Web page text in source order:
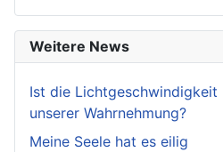
Weitere News
Ist die Lichtgeschwindigkeit
unserer Wahrnehmung?
Meine Seele hat es eilig